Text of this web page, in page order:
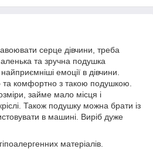
серце дівчини, треба
та зручна подушка
емоції в дівчини.
та комфортно з такою подушкою.
займе мало місця і
Також подушку можна брати із
в машині. Виріб дуже
матеріалів.